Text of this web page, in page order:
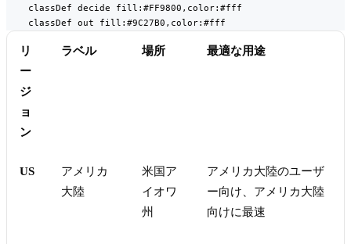
    classDef decide fill:#FF9800,color:#fff
    classDef out fill:#9C27B0,color:#fff
リ
ー
ジ
ョ
ン
ラベル 場所 最適な用途
US
アメリカ
大陸
米国ア
イオワ
州
アメリカ大陸のユーザ
ー向け、アメリカ大陸
向けに最速